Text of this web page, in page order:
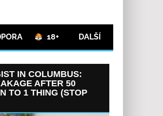
18+ DALŠÍ
IN COLUMBUS:
AFTER 50
TO 1 THING (STOP